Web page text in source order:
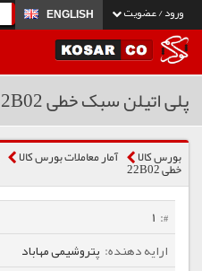
ورود / عضویت ENGLISH
پلی اتیلن سبک خطی 22B02
بورس کالا آمار معاملات بورس کالا
خطی 22B02
1
پتروشیمی مهاباد